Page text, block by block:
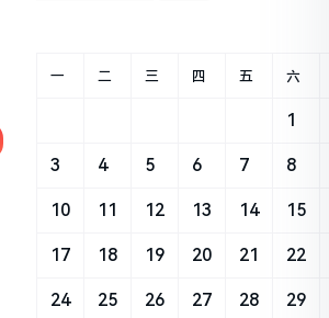
一 二 三 四 五 六
1
3 4 5 6 7 8
10 11 12 13 14 15
17 18 19 20 21 22
24 25 26 27 28 29